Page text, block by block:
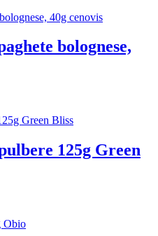
bolognese,
125g Green